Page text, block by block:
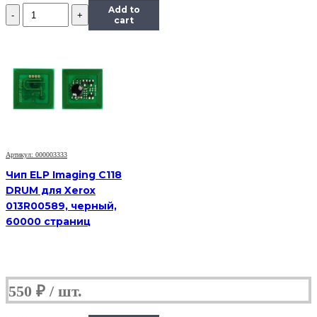
Количество
Чип
картриджу
CLJ
Pro
C,
0,9K
Add to
cart
Артикул: 000003333
Чип ELP Imaging C118
DRUM для Xerox
013R00589, черный,
60000 страниц
550 ₽